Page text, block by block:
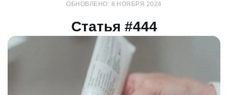
ОБНОВЛЕНО: 8 НОЯБРЯ 2024
Статья #444